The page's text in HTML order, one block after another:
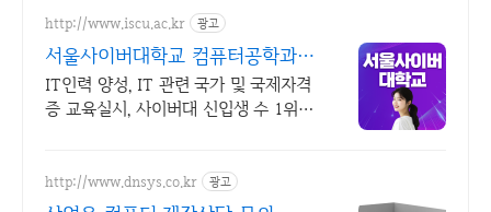
http://www.iscu.ac.kr 광고
서울사이버대학교 컴퓨터공학과 2
026 가을학기 신편입생
IT인력 양성, IT 관련 국가 및 국제자격
증 교육실시, 사이버대 신입생 수 1위
http://www.dnsys.co.kr 광고